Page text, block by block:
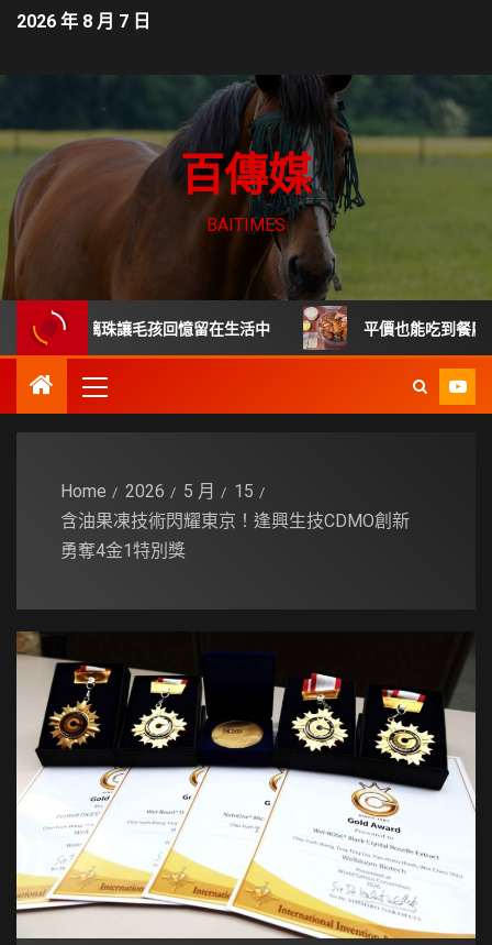
2026 年 8 月 7 日
百傳媒
BAITIMES
璃珠讓毛孩回憶留在生活中 平價也能吃到餐廳級德國豬
Home 2026 5 月
15
含油果凍技術閃耀東京！逢興生技CDMO創新
勇奪4金1特別獎